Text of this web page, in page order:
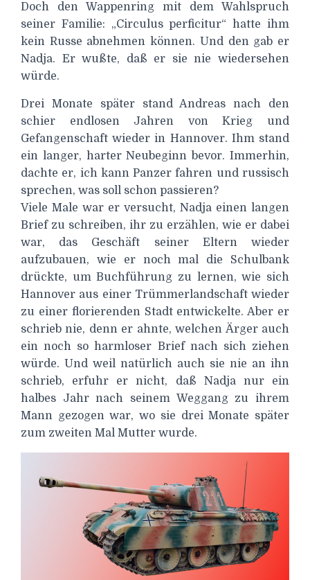
Doch den Wappenring mit dem Wahlspruch
seiner Familie: „Circulus perficitur“ hatte ihm
kein Russe abnehmen können. Und den gab er
Nadja. Er wußte, daß er sie nie wiedersehen
würde.
Drei Monate später stand Andreas nach den
schier endlosen Jahren von Krieg und
Gefangenschaft wieder in Hannover. Ihm stand
ein langer, harter Neubeginn bevor. Immerhin,
dachte er, ich kann Panzer fahren und russisch
sprechen, was soll schon passieren?
Viele Male war er versucht, Nadja einen langen
Brief zu schreiben, ihr zu erzählen, wie er dabei
war, das Geschäft seiner Eltern wieder
aufzubauen, wie er noch mal die Schulbank
drückte, um Buchführung zu lernen, wie sich
Hannover aus einer Trümmerlandschaft wieder
zu einer florierenden Stadt entwickelte. Aber er
schrieb nie, denn er ahnte, welchen Ärger auch
ein noch so harmloser Brief nach sich ziehen
würde. Und weil natürlich auch sie nie an ihn
schrieb, erfuhr er nicht, daß Nadja nur ein
halbes Jahr nach seinem Weggang zu ihrem
Mann gezogen war, wo sie drei Monate später
zum zweiten Mal Mutter wurde.